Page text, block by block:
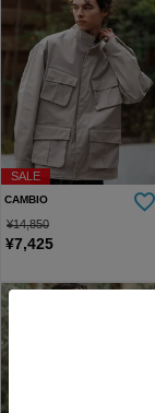
SALE
CAMBIO
¥14,850
¥7,425